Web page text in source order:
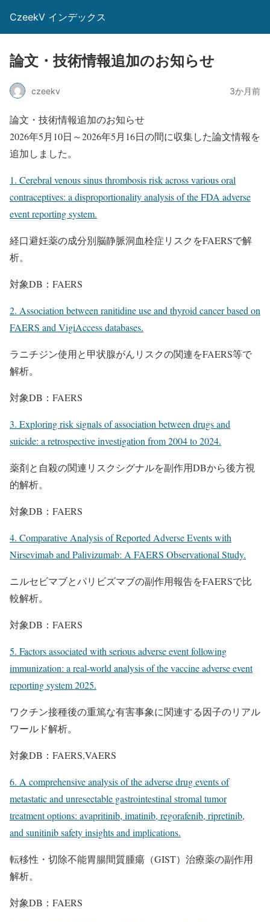
CzeekV インデックス
論文・技術情報追加のお知らせ
czeekv 3か月前
論文・技術情報追加のお知らせ
2026年5月10日～2026年5月16日の間に収集した論文情報を
追加しました。
1. Cerebral venous sinus thrombosis risk across various oral
contraceptives: a disproportionality analysis of the FDA adverse
event reporting system.
経口避妊薬の成分別脳静脈洞血栓症リスクをFAERSで解
析。
対象DB：FAERS
2. Association between ranitidine use and thyroid cancer based on
FAERS and VigiAccess databases.
ラニチジン使用と甲状腺がんリスクの関連をFAERS等で
解析。
対象DB：FAERS
3. Exploring risk signals of association between drugs and
suicide: a retrospective investigation from 2004 to 2024.
薬剤と自殺の関連リスクシグナルを副作用DBから後方視
的解析。
対象DB：FAERS
4. Comparative Analysis of Reported Adverse Events with
Nirsevimab and Palivizumab: A FAERS Observational Study.
ニルセビマブとパリビズマブの副作用報告をFAERSで比
較解析。
対象DB：FAERS
5. Factors associated with serious adverse event following
immunization: a real-world analysis of the vaccine adverse event
reporting system 2025.
ワクチン接種後の重篤な有害事象に関連する因子のリアル
ワールド解析。
対象DB：FAERS,VAERS
6. A comprehensive analysis of the adverse drug events of
metastatic and unresectable gastrointestinal stromal tumor
treatment options: avapritinib, imatinib, regorafenib, ripretinib,
and sunitinib safety insights and implications.
転移性・切除不能胃腸間質腫瘍（GIST）治療薬の副作用
解析。
対象DB：FAERS